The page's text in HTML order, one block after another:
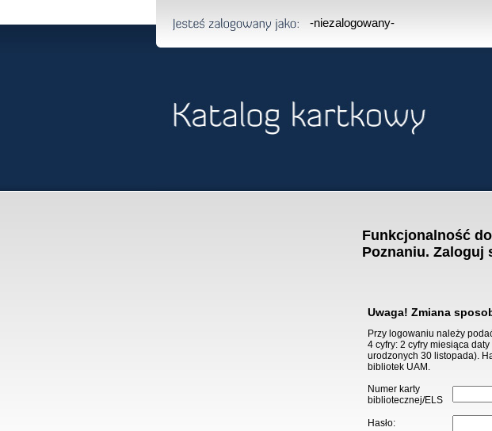
-niezalogowany-
Funkcjonalność
Poznaniu. Zaloguj
Uwaga! Zmiana
Przy logowaniu należy
4 cyfry: 2 cyfry miesiąca
urodzonych 30 listopada).
bibliotek UAM.
Numer karty
bibliotecznej/ELS
Hasło: